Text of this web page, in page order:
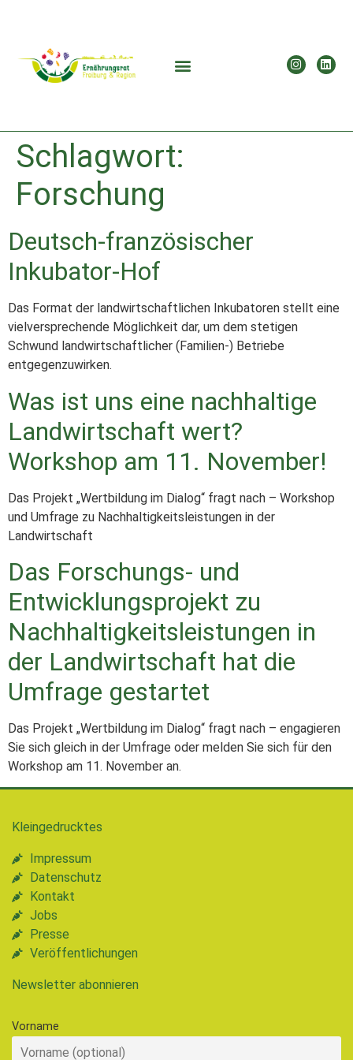
Schlagwort:
Forschung
Deutsch-französischer
Inkubator-Hof
Das Format der landwirtschaftlichen Inkubatoren stellt eine
vielversprechende Möglichkeit dar, um dem stetigen
Schwund landwirtschaftlicher (Familien-) Betriebe
entgegenzuwirken.
Was ist uns eine nachhaltige
Landwirtschaft wert?
Workshop am 11. November!
Das Projekt „Wertbildung im Dialog“ fragt nach – Workshop
und Umfrage zu Nachhaltigkeitsleistungen in der
Landwirtschaft
Das Forschungs- und
Entwicklungsprojekt zu
Nachhaltigkeitsleistungen in
der Landwirtschaft hat die
Umfrage gestartet
Das Projekt „Wertbildung im Dialog“ fragt nach – engagieren
Sie sich gleich in der Umfrage oder melden Sie sich für den
Workshop am 11. November an.
Kleingedrucktes
Impressum
Datenschutz
Kontakt
Jobs
Presse
Veröffentlichungen
Newsletter abonnieren
Vorname